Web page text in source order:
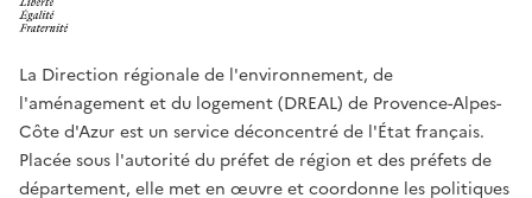
La Direction régionale de l'environnement, de
l'aménagement et du logement (DREAL) de Provence-Alpes-
Côte d'Azur est un service déconcentré de l'État français.
Placée sous l'autorité du préfet de région et des préfets de
département, elle met en œuvre et coordonne les politiques